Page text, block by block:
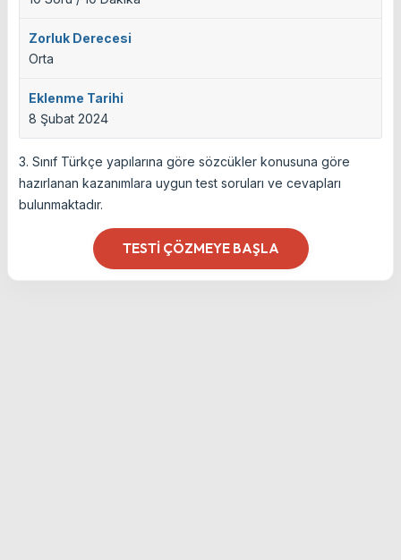
Zorluk Derecesi
Orta
Eklenme Tarihi
8 Şubat 2024
3. Sınıf Türkçe yapılarına göre sözcükler konusuna göre
hazırlanan kazanımlara uygun test soruları ve cevapları
bulunmaktadır.
TESTI ÇÖZMEYE BAŞLA